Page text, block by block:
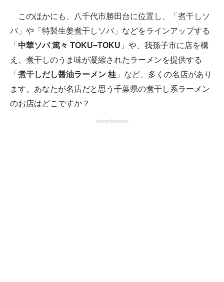
このほかにも、八千代市勝田台に位置し、「煮干しソ
バ」や「特製生姜煮干しソバ」などをラインアップする
「 中華ソバ 篤々 TOKU−TOKU 」や、我孫子市に店を構
え、煮干しのうま味が凝縮されたラーメンを提供する
「 煮干しだし醤油ラーメン 桂 」など、多くの名店があり
ます。あなたが名店だと思う千葉県の煮干し系ラーメン
のお店はどこですか？
advertisement